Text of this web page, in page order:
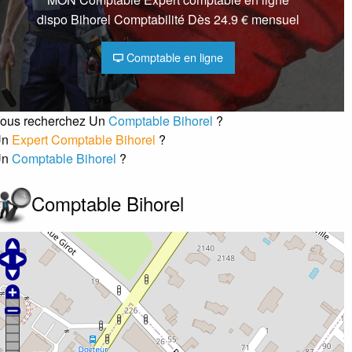
dispo Bihorel Comptabilité Dès 24.9 € mensuel
Comptable en ligne
recherchez Un Comptable Bihorel ?
Expert Comptable Bihorel ?
Comptable Bihorel ?
Comptable Bihorel